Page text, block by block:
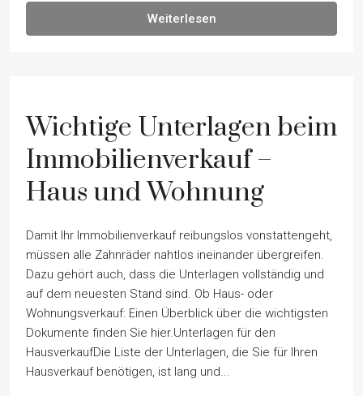
Weiterlesen
Wichtige Unterlagen beim
Immobilienverkauf –
Haus und Wohnung
Damit Ihr Immobilienverkauf reibungslos vonstattengeht,
müssen alle Zahnräder nahtlos ineinander übergreifen.
Dazu gehört auch, dass die Unterlagen vollständig und
auf dem neuesten Stand sind. Ob Haus- oder
Wohnungsverkauf: Einen Überblick über die wichtigsten
Dokumente finden Sie hier.Unterlagen für den
HausverkaufDie Liste der Unterlagen, die Sie für Ihren
Hausverkauf benötigen, ist lang und...